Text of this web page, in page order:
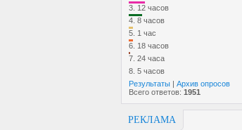
3. 12 часов
4. 8 часов
5. 1 час
6. 18 часов
7. 24 часа
8. 5 часов
Результаты | Архив опросов
Всего ответов: 1951
РЕКЛАМА